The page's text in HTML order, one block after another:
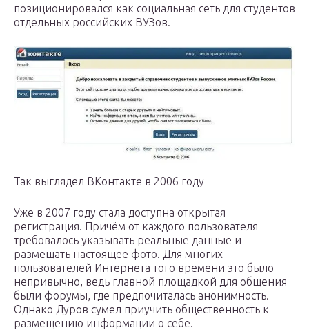
позиционировался как социальная сеть для студентов
отдельных российских ВУЗов.
Так выглядел ВКонтакте в 2006 году
Уже в 2007 году стала доступна открытая
регистрация. Причём от каждого пользователя
требовалось указывать реальные данные и
размещать настоящее фото. Для многих
пользователей Интернета того времени это было
непривычно, ведь главной площадкой для общения
были форумы, где предпочиталась анонимность.
Однако Дуров сумел приучить общественность к
размещению информации о себе.